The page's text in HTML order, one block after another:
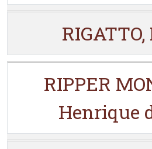
RIPPER
Henrique